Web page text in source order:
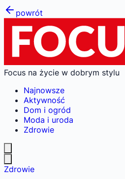
powrót
Focus na życie w dobrym stylu
Najnowsze
Aktywność
Dom i ogród
Moda i uroda
Zdrowie
Zdrowie